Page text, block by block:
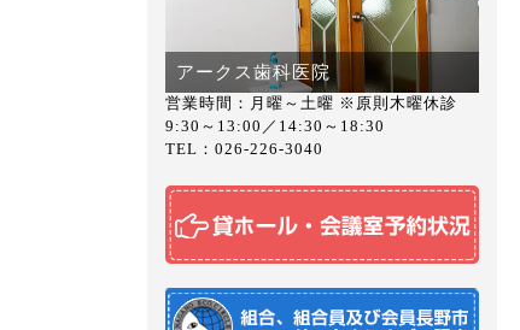
アークス歯科医院
営業時間：月曜～土曜 ※原則木曜休診
9:30～13:00／14:30～18:30
TEL：026-226-3040